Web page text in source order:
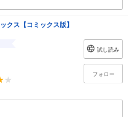
クス【コミックス版】
試し読み
フォロー